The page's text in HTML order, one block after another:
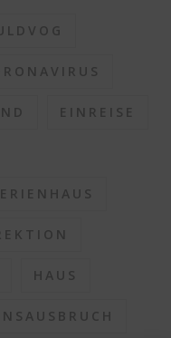
EINREISE
HAUS